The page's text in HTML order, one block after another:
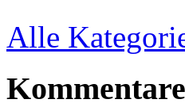
Alle
Kommentare